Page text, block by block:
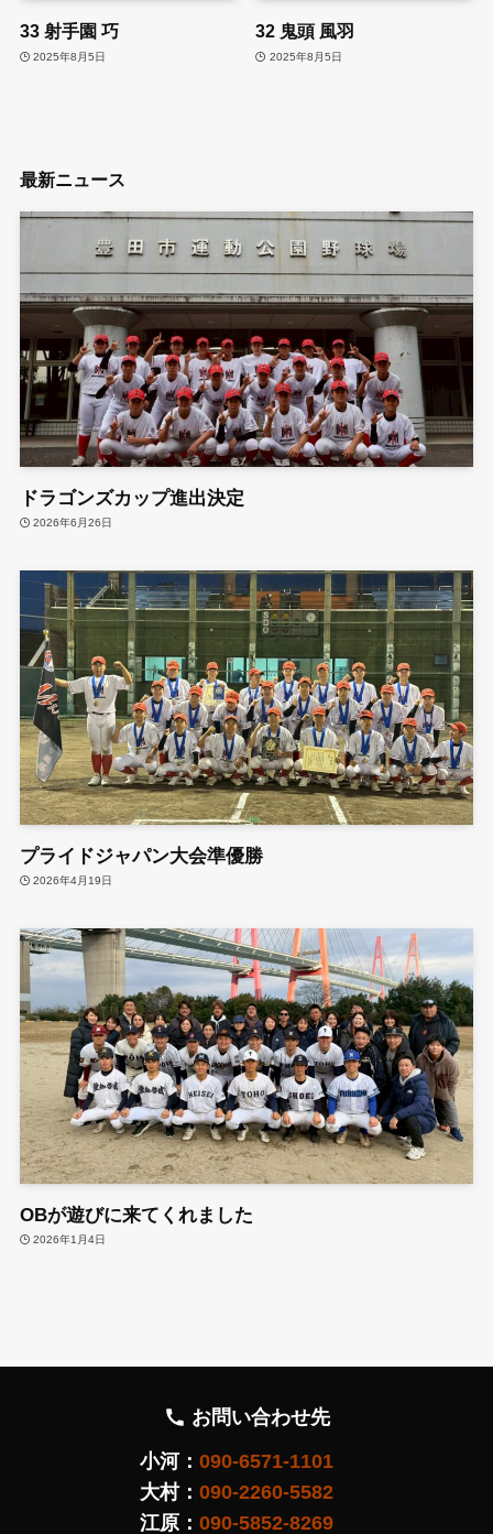
33射手園 巧
2025年8月5日
32 鬼頭 風羽
2025年8月5日
最新ニュース
ドラゴンズカップ進出決定
2026年6月26日
プライドジャパン大会準優勝
2026年4月19日
OBが遊びに来てくれました
2026年1月4日
お問い合わせ先
小河： 090-6571-1101
大村： 090-2260-5582
江原： 090-5852-8269